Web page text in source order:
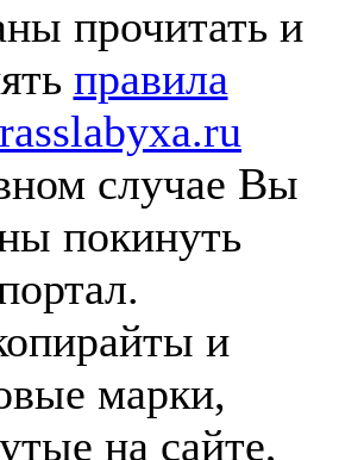
прочитать и
правила
случае Вы
покинуть
и
марки,
на сайте,